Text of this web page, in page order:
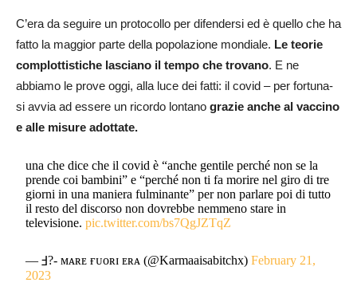
C’era da seguire un protocollo per difendersi ed è quello che ha
fatto la maggior parte della popolazione mondiale. Le teorie
complottistiche lasciano il tempo che trovano. E ne
abbiamo le prove oggi, alla luce dei fatti: il covid – per fortuna-
si avvia ad essere un ricordo lontano grazie anche al vaccino
e alle misure adottate.
una che dice che il covid è “anche gentile perché non se la
prende coi bambini” e “perché non ti fa morire nel giro di tre
giorni in una maniera fulminante” per non parlare poi di tutto
il resto del discorso non dovrebbe nemmeno stare in
televisione.pic.twitter.com/bs7QgJZTqZ
— Ⅎ?- ᴍᴀʀᴇ ғᴜᴏʀɪ ᴇʀᴀ (@Karmaaisabitchx)February 21,
2023